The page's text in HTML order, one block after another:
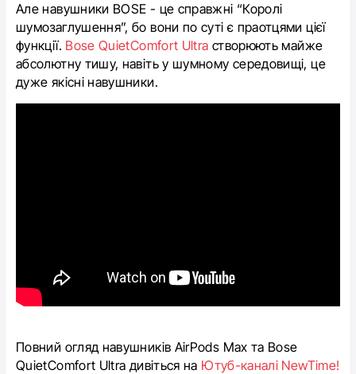
Але навушники BOSE - це справжні “Королі
шумозаглушення”, бо вони по суті є праотцями цієї
функції. Bose QuietComfort Ultra створюють майже
абсолютну тишу, навіть у шумному середовищі, це
дуже якісні навушники.
Повний огляд навушників AirPods Max та Bose
QuietComfort Ultra дивіться на Ютуб-каналі NewTime!